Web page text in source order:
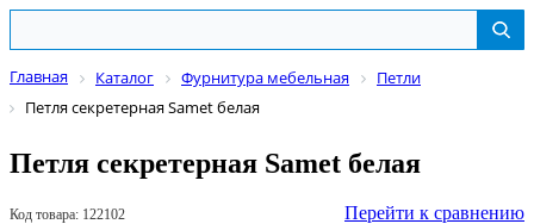
Главная Каталог Фурнитура мебельная
Петли
Петля секретерная Samet белая
Петля секретерная Samet белая
Код товара: 122102 Перейти к сравнению